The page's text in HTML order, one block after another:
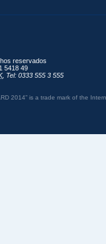
reservados
5418 49
, Tel: 0333 555 3 555
2014” is a trade mark of the